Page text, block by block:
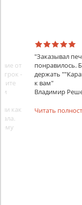
от
-
и
как
"Заказывал
понравилось.
держать
к вам"
Владимир
Читать